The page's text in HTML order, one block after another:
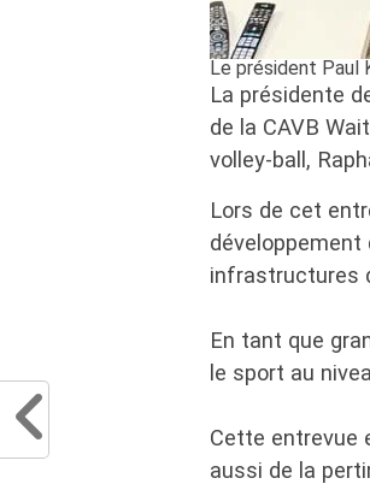
Le président Paul
La présidente
de la CAVB
volley-ball,
Lors de cet
développement
infrastructures
En tant que
le sport au
Cette entrevue
aussi de la